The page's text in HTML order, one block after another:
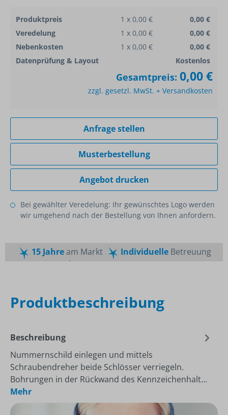
Produktpreis 1 x 0,00 €
0,00 €
Veredelung
1 x 0,00 €
0,00 €
Nebenkosten
1 x 0,00 €
0,00 €
Datenprüfung & Layout
Kostenlos
Gesamtpreis: 0,00 €
zzgl. gesetzl. MwSt. + Versandkosten
Anfrage stellen
Musterbestellung
Angebot drucken
Bei gewählter Veredelung: Ihr gewünschtes Logo werden
wir umgehend nach der Bestellung von Ihnen anfordern.
15 Jahream Markt IndividuelleBetreuung
Produktbeschreibung
Beschreibung
Nummernschild einlegen und mittels
Schraubendreher beide Schlösser verriegeln.
Bohrungen in der Rückwand des Kennzeichenhalt…
Mehr